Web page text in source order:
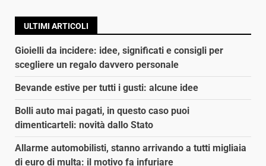
ULTIMI ARTICOLI
Gioielli da incidere: idee, significati e consigli per
scegliere un regalo davvero personale
Bevande estive per tutti i gusti: alcune idee
Bolli auto mai pagati, in questo caso puoi
dimenticarteli: novità dallo Stato
Allarme automobilisti, stanno arrivando a tutti migliaia
di euro di multa: il motivo fa infuriare